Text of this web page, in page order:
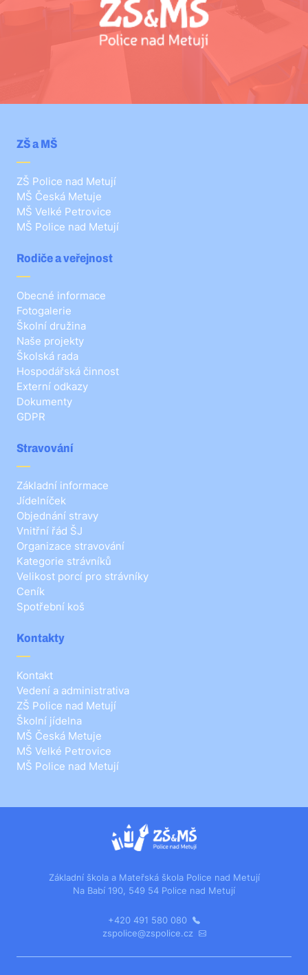
ZŠ a MŠ
ZŠ Police nad Metují
MŠ Česká Metuje
MŠ Velké Petrovice
MŠ Police nad Metují
Rodiče a veřejnost
Obecné informace
Fotogalerie
Školní družina
Naše projekty
Školská rada
Hospodářská činnost
Externí odkazy
Dokumenty
GDPR
Stravování
Základní informace
Jídelníček
Objednání stravy
Vnitřní řád ŠJ
Organizace stravování
Kategorie strávníků
Velikost porcí pro strávníky
Ceník
Spotřební koš
Kontakty
Kontakt
Vedení a administrativa
ZŠ Police nad Metují
Školní jídelna
MŠ Česká Metuje
MŠ Velké Petrovice
MŠ Police nad Metují
Základní škola a Mateřská škola Police nad Metují
Na Babí 190, 549 54 Police nad Metují
+420 491 580 080
zspolice@zspolice.cz